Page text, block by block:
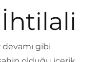
İhtilali
gibi